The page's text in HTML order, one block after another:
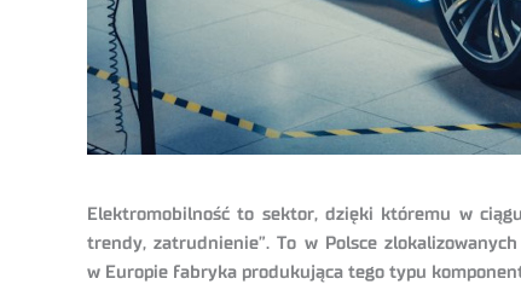
Elektromobilność to sektor, dzięki któremu w
trendy, zatrudnienie”. To w Polsce
w Europie fabryka produkująca tego typu